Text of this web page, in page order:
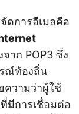
ดการอีเมลคือ
าก POP3 ซึ่ง
ณ์ท้องถิ่น
ความว่าผู้ใช้
มีการเชื่อมต่อ